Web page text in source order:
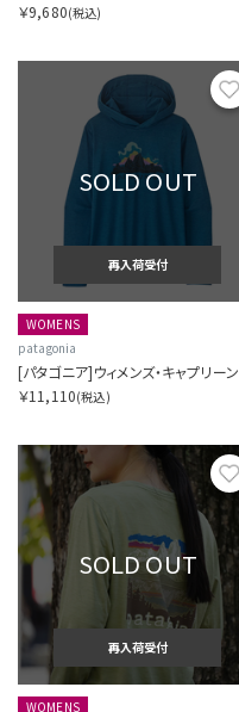
￥9,680(税込)
SOLD OUT
再入荷受付
WOMENS
patagonia
￥11,110(税込)
SOLD OUT
再入荷受付
WOMENS